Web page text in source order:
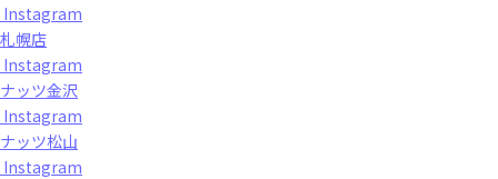
Instagram
札幌店
Instagram
ナッツ金沢
Instagram
ナッツ松山
Instagram